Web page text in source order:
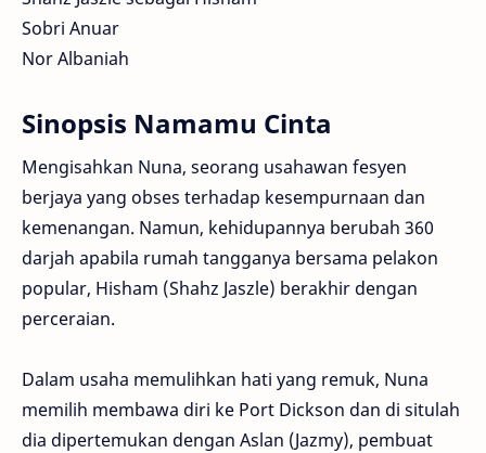
Sobri Anuar
Nor Albaniah
Sinopsis Namamu Cinta
Mengisahkan Nuna, seorang usahawan fesyen
berjaya yang obses terhadap kesempurnaan dan
kemenangan. Namun, kehidupannya berubah 360
darjah apabila rumah tangganya bersama pelakon
popular, Hisham (Shahz Jaszle) berakhir dengan
perceraian.
Dalam usaha memulihkan hati yang remuk, Nuna
memilih membawa diri ke Port Dickson dan di situlah
dia dipertemukan dengan Aslan (Jazmy), pembuat